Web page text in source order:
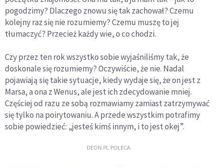
pogodzimy? Dlaczego znowu się tak zachował? Czemu
kolejny raz się nie rozumiemy? Czemu muszę to jej
tłumaczyć? Przecież każdy wie, o co chodzi.
Czy przez ten rok wszystko sobie wyjaśniliśmy tak, że
doskonale się rozumiemy? Oczywiście, że nie. Nadal
pojawiają się takie sytuacje, kiedy wydaje się, że on jest z
Marsa, a ona z Wenus, ale jest ich zdecydowanie mniej.
Częściej od razu ze sobą rozmawiamy zamiast zatrzymywać
się tylko na poirytowaniu. A przede wszystkim potrafimy
sobie powiedzieć: „jesteś kimś innym, i to jest okej”.
DEON.PL POLECA